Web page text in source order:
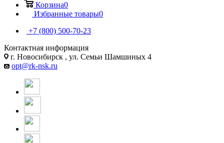
Корзина0
Избранные товары0
+7 (800) 500-70-23
Контактная информация
г. Новосибирск , ул. Семьи Шамшиных 4
opt@rk-nsk.ru